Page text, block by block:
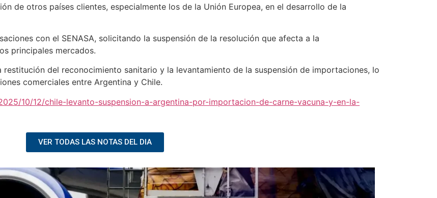
de otros países clientes, especialmente los de la Unión Europea, en el desarrollo de la
con el SENASA, solicitando la suspensión de la resolución que afecta a la
principales mercados.
restitución del reconocimiento sanitario y la levantamiento de la suspensión de importaciones, lo
comerciales entre Argentina y Chile.
10/12/chile-levanto-suspension-a-argentina-por-importacion-de-carne-vacuna-y-en-la-
VER TODAS LAS NOTAS DEL DIA